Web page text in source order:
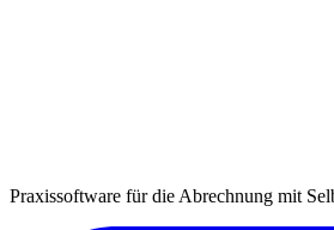
Praxissoftware für die Abrechnung mit